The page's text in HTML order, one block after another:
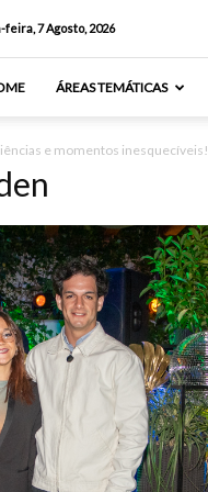
feira, 7 Agosto, 2026
ÁREAS TEMÁTICAS
e momentos inesquecíveis!